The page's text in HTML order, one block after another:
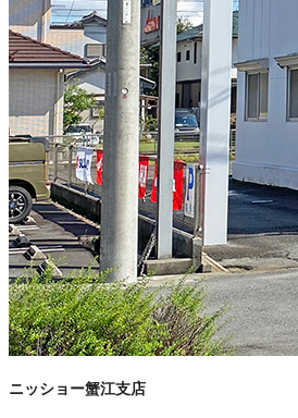
ニッショー蟹江支店